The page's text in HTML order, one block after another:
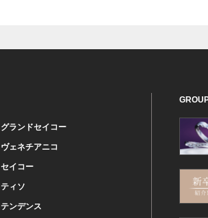
グランドセイコー
ヴェネチアニコ
セイコー
ティソ
テンデンス